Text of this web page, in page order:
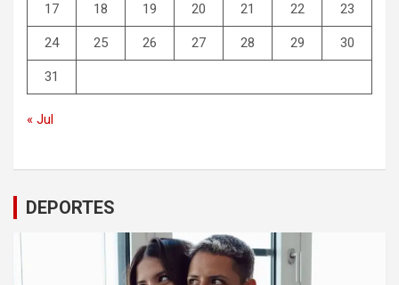
17 18 19 20 21 22 23
24 25 26 27 28 29 30
31
« Jul
DEPORTES